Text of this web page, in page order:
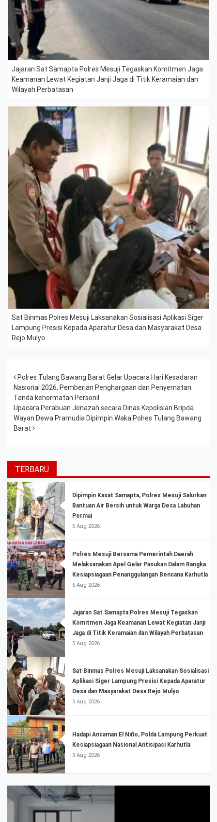
Jajaran Sat Samapta Polres Mesuji Tegaskan Komitmen Jaga
Keamanan Lewat Kegiatan Janji Jaga di Titik Keramaian dan
Wilayah Perbatasan
Sat Binmas Polres Mesuji Laksanakan Sosialisasi Aplikasi Siger
Lampung Presisi Kepada Aparatur Desa dan Masyarakat Desa
Rejo Mulyo
Post navigation
Polres Tulang Bawang Barat Gelar Upacara Hari Kesadaran
Nasional 2026, Pemberian Penghargaan dan Penyematan
Tanda kehormatan Personil
Upacara Perabuan Jenazah secara Dinas Kepolisian Bripda
Wayan Dewa Pramudia Dipimpin Waka Polres Tulang Bawang
Barat
TERBARU
Dipimpin Kasat Samapta, Polres Mesuji Salurkan
Bantuan Air Bersih untuk Warga Desa Labuhan
Permai
6 Aug 2026
Polres Mesuji Bersama Pemerintah Daerah
Melaksanakan Apel Gelar Pasukan Dalam Rangka
Kesiapsiagaan Penanggulangan Bencana Karhutla
6 Aug 2026
Jajaran Sat Samapta Polres Mesuji Tegaskan
Komitmen Jaga Keamanan Lewat Kegiatan Janji
Jaga di Titik Keramaian dan Wilayah Perbatasan
5 Aug 2026
Sat Binmas Polres Mesuji Laksanakan Sosialisasi
Aplikasi Siger Lampung Presisi Kepada Aparatur
Desa dan Masyarakat Desa Rejo Mulyo
5 Aug 2026
Hadapi Ancaman El Niño, Polda Lampung Perkuat
Kesiapsiagaan Nasional Antisipasi Karhutla
3 Aug 2026